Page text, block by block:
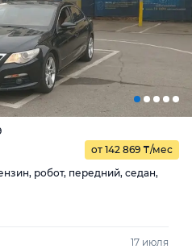
от 142 869 ₸/мес
робот, передний, седан,
17 июля